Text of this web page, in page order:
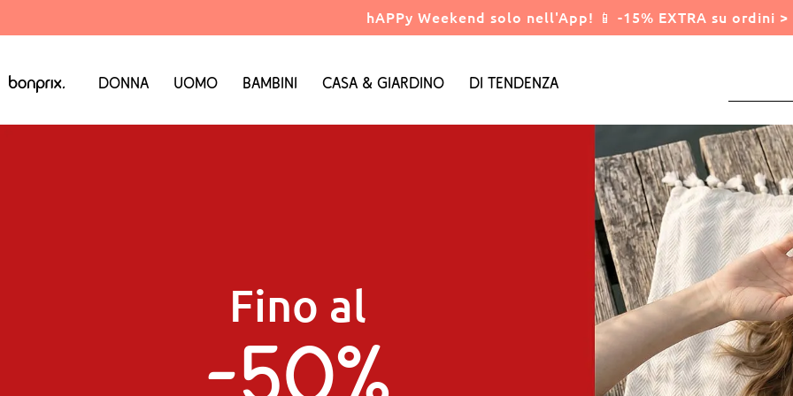
hAPPy Weekend solo nell'App! 📱 -15% EXTRA su ordini >
Donna Uomo Bambini Casa & Giardino Di tendenza
Fino al
-50%